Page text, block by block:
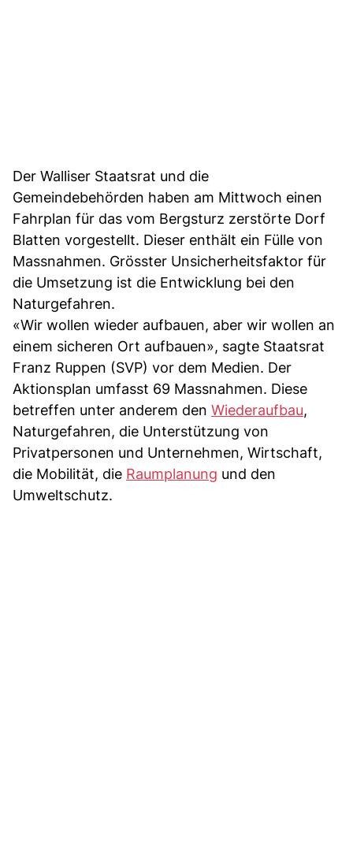
Der Walliser Staatsrat und die
Gemeindebehörden haben am Mittwoch einen
Fahrplan für das vom Bergsturz zerstörte Dorf
Blatten vorgestellt. Dieser enthält ein Fülle von
Massnahmen. Grösster Unsicherheitsfaktor für
die Umsetzung ist die Entwicklung bei den
Naturgefahren.
«Wir wollen wieder aufbauen, aber wir wollen an
einem sicheren Ort aufbauen», sagte Staatsrat
Franz Ruppen (SVP) vor dem Medien. Der
Aktionsplan umfasst 69 Massnahmen. Diese
betreffen unter anderem den Wiederaufbau,
Naturgefahren, die Unterstützung von
Privatpersonen und Unternehmen, Wirtschaft,
die Mobilität, die Raumplanung und den
Umweltschutz.